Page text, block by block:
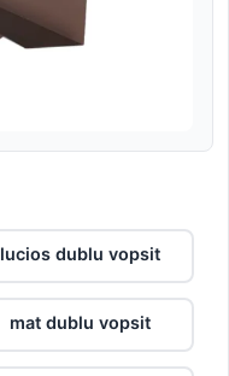
lucios dublu vopsit
mat dublu vopsit